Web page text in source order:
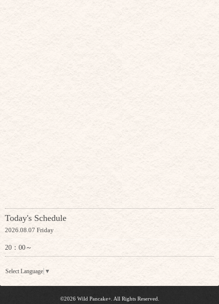
Today's Schedule
2026.08.07 Friday
20：00～
Select Language ▼
©2026 Wild Pancake+. All Rights Reserved.